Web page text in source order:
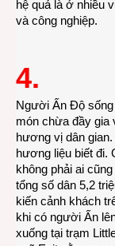
hệ quả là ở nhiều
và công nghiệp.
4.
Người Ấn Độ
món chừa đầy gia
hương vị dân
hương liệu biết đi.
không phải ai
tổng số dân 5,2
kiến cảnh khách
khi có người Ấn
xuống tại trạm